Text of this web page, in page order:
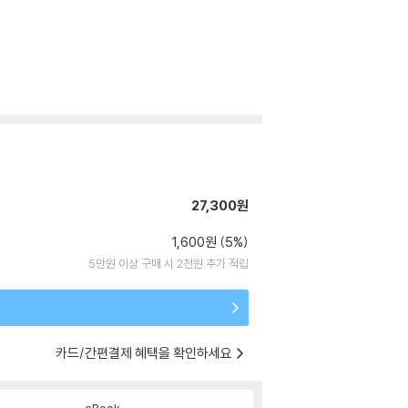
27,300원
1,600원 (5%)
5만원 이상 구매 시 2천원 추가 적립
카드/간편결제 혜택을 확인하세요